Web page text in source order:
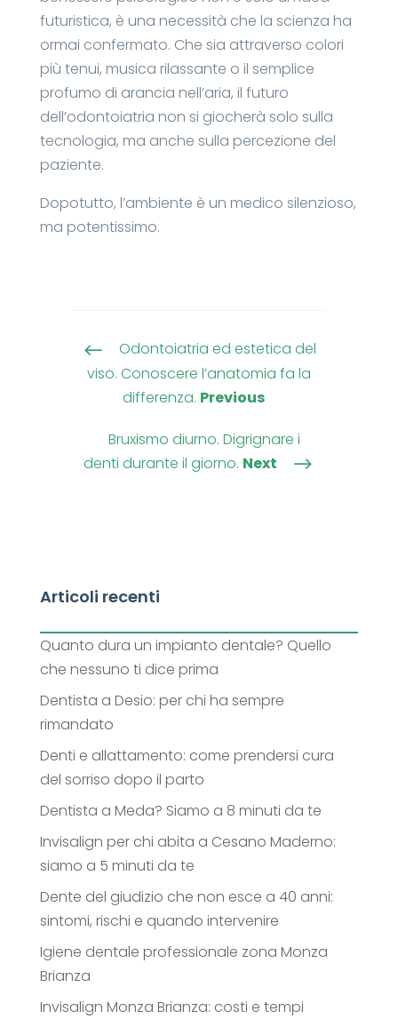
futuristica, è una necessità che la scienza ha
ormai confermato. Che sia attraverso colori
più tenui, musica rilassante o il semplice
profumo di arancia nell’aria, il futuro
dell’odontoiatria non si giocherà solo sulla
tecnologia, ma anche sulla percezione del
paziente.
Dopotutto, l’ambiente è un medico silenzioso,
ma potentissimo.
#
Odontoiatria ed estetica del
viso. Conoscere l’anatomia fa la
differenza. Previous
Bruxismo diurno. Digrignare i
denti durante il giorno. Next $
Articoli recenti
Quanto dura un impianto dentale? Quello
che nessuno ti dice prima
Dentista a Desio: per chi ha sempre
rimandato
Denti e allattamento: come prendersi cura
del sorriso dopo il parto
Dentista a Meda? Siamo a 8 minuti da te
Invisalign per chi abita a Cesano Maderno:
siamo a 5 minuti da te
Dente del giudizio che non esce a 40 anni:
sintomi, rischi e quando intervenire
Igiene dentale professionale zona Monza
Brianza
Invisalign Monza Brianza: costi e tempi